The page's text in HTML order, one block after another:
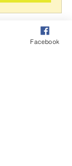
Facebook